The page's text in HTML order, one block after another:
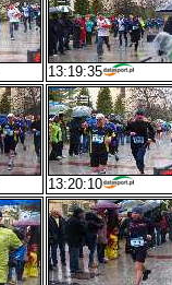
13:19:35
13:20:10